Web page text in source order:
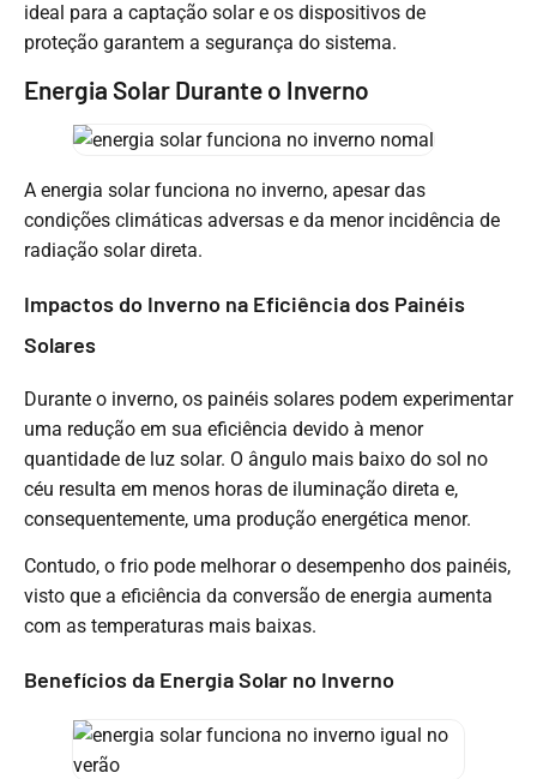
ideal para a captação solar e os dispositivos de
proteção garantem a segurança do sistema.
Energia Solar Durante o Inverno
A energia solar funciona no inverno, apesar das
condições climáticas adversas e da menor incidência de
radiação solar direta.
Impactos do Inverno na Eficiência dos Painéis
Solares
Durante o inverno, os painéis solares podem experimentar
uma redução em sua eficiência devido à menor
quantidade de luz solar. O ângulo mais baixo do sol no
céu resulta em menos horas de iluminação direta e,
consequentemente, uma produção energética menor.
Contudo, o frio pode melhorar o desempenho dos painéis,
visto que a eficiência da conversão de energia aumenta
com as temperaturas mais baixas.
Benefícios da Energia Solar no Inverno